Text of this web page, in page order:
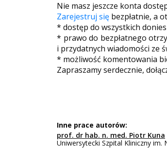
Nie masz jeszcze konta
Zarejestruj się bezpłatnie, a
* dostęp do wszystkich
* prawo do bezpłatnego
i przydatnych wiadomości ze
* możliwość komentowania
Zapraszamy serdecznie,
Inne prace autorów:
prof. dr hab. n. med. Piotr Kuna
Uniwersytecki Szpital Kliniczny